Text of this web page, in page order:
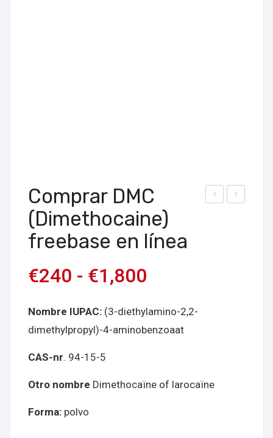
Comprar DMC
(Dimethocaine)
freebase en línea
€240 - €1,800
Nombre IUPAC: (3-diethylamino-2,2-
dimethylpropyl)-4-aminobenzoaat
CAS-nr. 94-15-5
Otro nombre Dimethocaïne of larocaïne
Forma: polvo